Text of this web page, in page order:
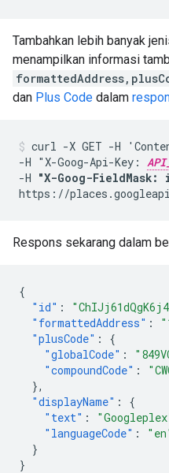
Tambahkan lebih banyak
menampilkan informasi
dan Plus Code dalam
curl -X GET -H
-H "X-Goog-Api-Key:
-H "X-Goog-FieldMask:
https://
Respons sekarang dalam
{
"id" :
"formattedAddress" :
"plusCode" :
{
"globalCode" :
"compoundCode" :
},
"displayName" :
{
"text" :
"languageCode" :
}
}